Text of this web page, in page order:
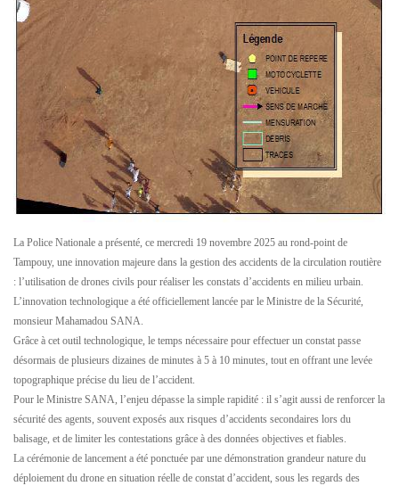
La Police Nationale a présenté, ce mercredi 19 novembre 2025 au rond-point de
Tampouy, une innovation majeure dans la gestion des accidents de la circulation routière
: l’utilisation de drones civils pour réaliser les constats d’accidents en milieu urbain.
L’innovation technologique a été officiellement lancée par le Ministre de la Sécurité,
monsieur Mahamadou SANA.
Grâce à cet outil technologique, le temps nécessaire pour effectuer un constat passe
désormais de plusieurs dizaines de minutes à 5 à 10 minutes, tout en offrant une levée
topographique précise du lieu de l’accident.
Pour le Ministre SANA, l’enjeu dépasse la simple rapidité : il s’agit aussi de renforcer la
sécurité des agents, souvent exposés aux risques d’accidents secondaires lors du
balisage, et de limiter les contestations grâce à des données objectives et fiables.
La cérémonie de lancement a été ponctuée par une démonstration grandeur nature du
déploiement du drone en situation réelle de constat d’accident, sous les regards des